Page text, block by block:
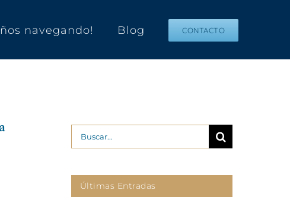
navegando! Blog CONTACTO
Buscar:
Últimas Entradas